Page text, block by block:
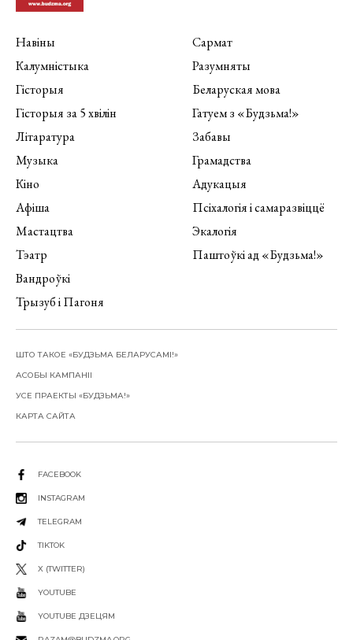
Навіны
Калумністыка
Гісторыя
Гісторыя за 5 хвілін
Літаратура
Музыка
Кіно
Афіша
Мастацтва
Тэатр
Вандроўкі
Трызуб і Пагоня
Сармат
Разумняты
Беларуская мова
Гатуем з «Будзьма!»
Забавы
Грамадства
Адукацыя
Псіхалогія і самаразвіццё
Экалогія
Паштоўкі ад «Будзьма!»
ШТО ТАКОЕ «БУДЗЬМА БЕЛАРУСАМІ!»
АСОБЫ КАМПАНІІ
УСЕ ПРАЕКТЫ «БУДЗЬМА!»
КАРТА САЙТА
FACEBOOK
INSTAGRAM
TELEGRAM
TIKTOK
X (TWITTER)
YOUTUBE
YOUTUBE ДЗЕЦЯМ